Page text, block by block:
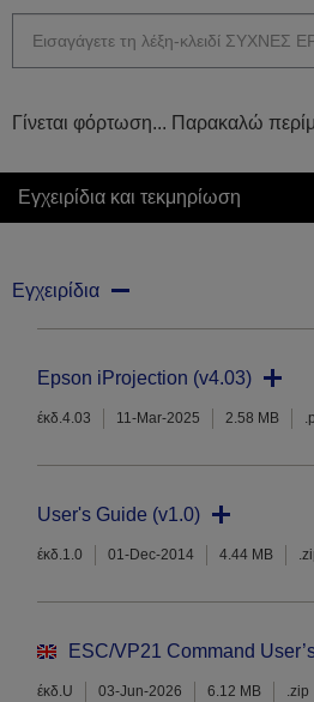
Γίνεται φόρτωση... Παρακαλώ
Εγχειρίδια και τεκμηρίωση
Εγχειρίδια
Epson iProjection (v4.03)
έκδ.4.03 11-Mar-2025 2.58 MB
User's Guide (v1.0)
έκδ.1.0 01-Dec-2014 4.44 MB
ESC/VP21 Command
έκδ.U 03-Jun-2026 6.12 MB .zip